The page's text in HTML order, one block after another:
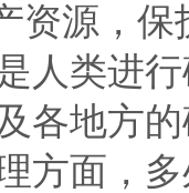
资源，保
人类进
各地方
方面，